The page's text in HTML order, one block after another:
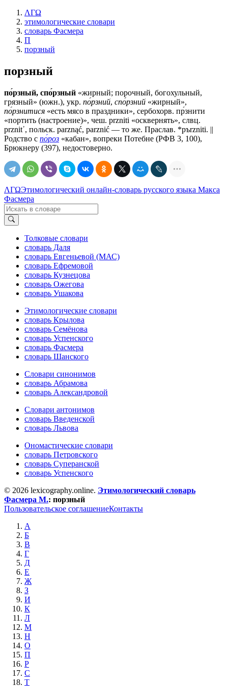
ΛΓΩ
этимологические словари
словарь Фасмера
П
порзный
порзный
по́рзный, спо́рзный «жирный; порочный, богохульный,
грязный» (южн.), укр. по́рзний, спо́рзний «жирный»,
по́рзнитися «есть мясо в праздники», сербохорв. пр́знити
«портить (настроение)», чеш. przniti «осквернять», слвц.
рrznit᾽, польск. parznąć, parznić — то же. Праслав. *pъrzniti. ||
Родство с по́роз «кабан», вопреки Потебне (РФВ 3, 100),
Брюкнеру (397), недостоверно.
ΛΓΩЭтимологический онлайн-словарь русского языка Макса
Фасмера
Толковые словари
словарь Даля
словарь Евгеньевой (МАС)
словарь Ефремовой
словарь Кузнецова
словарь Ожегова
словарь Ушакова
Этимологические словари
словарь Крылова
словарь Семёнова
словарь Успенского
словарь Фасмера
словарь Шанского
Словари синонимов
словарь Абрамова
словарь Александровой
Словари антонимов
словарь Введенской
словарь Львова
Ономастические словари
словарь Петровского
словарь Суперанской
словарь Успенского
© 2026 lexicography.online. Этимологический словарь
Фасмера М.: порзный
Пользовательское соглашениеКонтакты
А
Б
В
Г
Д
Е
Ж
З
И
К
Л
М
Н
О
П
Р
С
Т